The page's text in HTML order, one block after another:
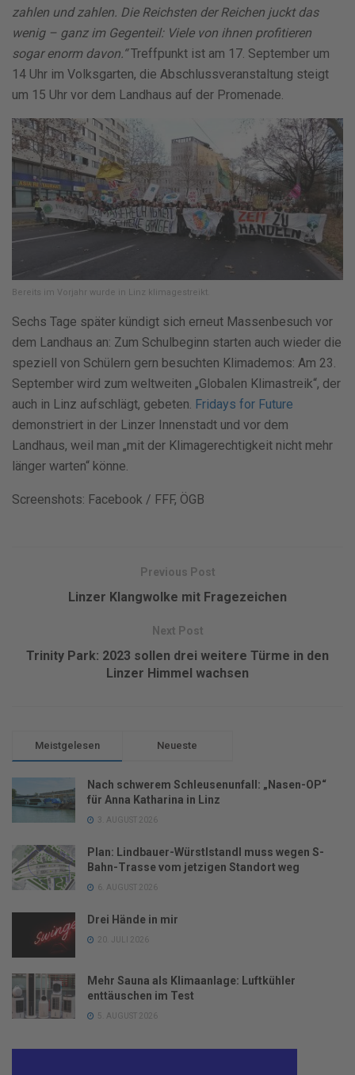
zahlen und zahlen. Die Reichsten der Reichen juckt das
wenig – ganz im Gegenteil: Viele von ihnen profitieren
sogar enorm davon.“Treffpunkt ist am 17. September um
14 Uhr im Volksgarten, die Abschlussveranstaltung steigt
um 15 Uhr vor dem Landhaus auf der Promenade.
Bereits im Vorjahr wurde in Linz klimagestreikt.
Sechs Tage später kündigt sich erneut Massenbesuch vor
dem Landhaus an: Zum Schulbeginn starten auch wieder die
speziell von Schülern gern besuchten Klimademos: Am 23.
September wird zum weltweiten „Globalen Klimastreik“, der
auch in Linz aufschlägt, gebeten. Fridays for Future
demonstriert in der Linzer Innenstadt und vor dem
Landhaus, weil man „mit der Klimagerechtigkeit nicht mehr
länger warten“ könne.
Screenshots: Facebook / FFF, ÖGB
Previous Post
Linzer Klangwolke mit Fragezeichen
Next Post
Trinity Park: 2023 sollen drei weitere Türme in den
Linzer Himmel wachsen
Meistgelesen Neueste
Nach schwerem Schleusenunfall: „Nasen-OP“
für Anna Katharina in Linz
3. AUGUST 2026
Plan: Lindbauer-Würstlstandl muss wegen S-
Bahn-Trasse vom jetzigen Standort weg
6. AUGUST 2026
Drei Hände in mir
20. JULI 2026
Mehr Sauna als Klimaanlage: Luftkühler
enttäuschen im Test
5. AUGUST 2026